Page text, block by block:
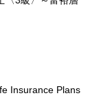
Insurance Plans